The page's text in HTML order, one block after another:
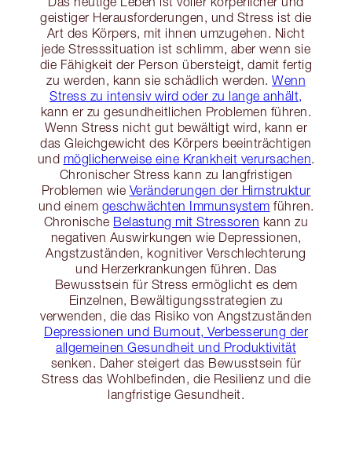
geistiger Herausforderungen, und Stress ist die
Art des Körpers, mit ihnen umzugehen. Nicht
jede Stresssituation ist schlimm, aber wenn sie
die Fähigkeit der Person übersteigt, damit fertig
zu werden, kann sie schädlich werden. Wenn
Stress zu intensiv wird oder zu lange anhält,
kann er zu gesundheitlichen Problemen führen.
Wenn Stress nicht gut bewältigt wird, kann er
das Gleichgewicht des Körpers beeinträchtigen
und möglicherweise eine Krankheit verursachen.
Chronischer Stress kann zu langfristigen
Problemen wie Veränderungen der Hirnstruktur
und einem geschwächten Immunsystem führen.
Chronische Belastung mit Stressoren kann zu
negativen Auswirkungen wie Depressionen,
Angstzuständen, kognitiver Verschlechterung
und Herzerkrankungen führen. Das
Bewusstsein für Stress ermöglicht es dem
Einzelnen, Bewältigungsstrategien zu
verwenden, die das Risiko von Angstzuständen
Depressionen und Burnout, Verbesserung der
allgemeinen Gesundheit und Produktivität
senken. Daher steigert das Bewusstsein für
Stress das Wohlbefinden, die Resilienz und die
langfristige Gesundheit.